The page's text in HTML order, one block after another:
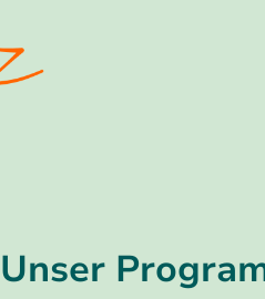
Unser